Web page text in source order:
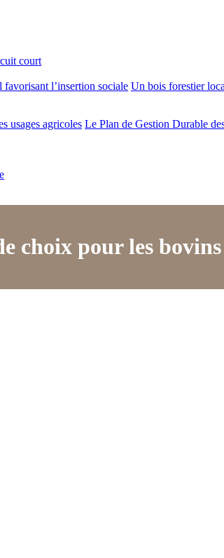
court
l’insertion sociale Un bois forestier
usages agricoles Le Plan de Gestion Durable
choix pour les bovins